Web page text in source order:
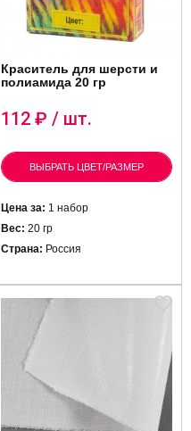
Краситель для шерсти и
полиамида 20 гр
112 ₽ / шт.
ВЫБРАТЬ ЦВЕТ/РАЗМЕР
Цена за: 1 набор
Вес: 20 гр
Страна: Россия